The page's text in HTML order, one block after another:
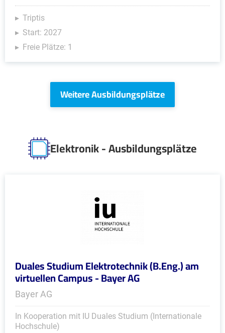
Triptis
Start: 2027
Freie Plätze: 1
Weitere Ausbildungsplätze
Elektronik - Ausbildungsplätze
Duales Studium Elektrotechnik (B.Eng.) am
virtuellen Campus - Bayer AG
Bayer AG
In Kooperation mit IU Duales Studium (Internationale
Hochschule)